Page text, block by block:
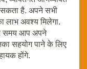
है. अपने सभी
लाभ अवश्य मिलेगा.
समय आप अपने
सहयोग पाने के लिए
होंगे.